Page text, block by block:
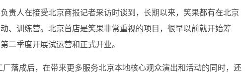
责人在接受北京商报记者采访时谈到，长期以来，笑果都有在北京
、训练营。北京首店是笑果非常重视的项目，很早以前就开始筹
二季度开展试运营和正式开业。
厂落成后，在带来更多服务北京本地核心观众演出和活动的同时，还